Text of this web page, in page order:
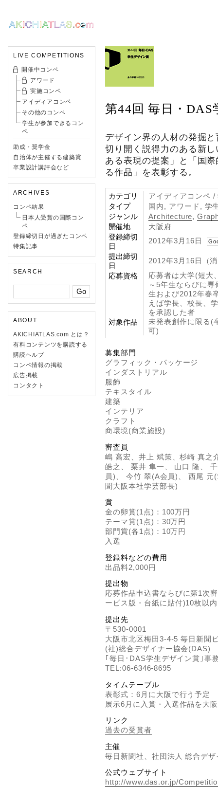
LIVE COMPETITIONS
開催中コンペ
アワード
実施コンペ
アイディアコンペ
その他のコンペ
学生が参加できるコン
ペ
助成・奨学金
自治体が主催する建築賞
卒業設計講評会など
ARCHIVES
コンペ結果
日本人受賞の国際コン
ペ
登録締切日が過ぎたコンペ
特集記事
SEARCH
ABOUT
AKICHIATLAS.com とは？
有料コンテンツを購読する
購読ヘルプ
コンペ情報の掲載
広告掲載
コンタクト
第44回 毎日・
デザイン界の人材の発掘
切り開く説得力のある新
ある表現の提案」と「国
る作品」を表彰する。
カテゴリ
アイディアコンペ
タイプ
国内, アワード, 学
ジャンル
Architecture,
開催地
大阪府
登録締切
日
2012年3月16日
提出締切
日
2012年3月16日（
応募資格
応募者は大学(短大
～5年生ならびに
生および2012年春
えば学長、校長、
を承認した者
対象作品
未発表創作に限る(
可)
募集部門
グラフィック・パッケージ
インダストリアル
服飾
テキスタイル
建築
インテリア
クラフト
商環境(商業施設)
審査員
嶋 高宏、井上 斌策、杉崎 真之
皓之、 栗井 隼一、 山口 隆、
員)、 今竹 翠(A会員)、 西尾
聞大阪本社学芸部長)
賞
金の卵賞(1点)：100万円
テーマ賞(1点)：30万円
部門賞(各1点)：10万円
入選
登録料などの費用
出品料2,000円
提出物
応募作品申込書ならびに第1次
ービス版・台紙に貼付)10枚以内
提出先
〒530-0001
大阪市北区梅田3-4-5 毎日新聞
(社)総合デザイナー協会(DAS)
｢毎日･DAS学生デザイン賞｣事
TEL:06-6346-8695
タイムテーブル
表彰式：6月に大阪で行う予定
展示6月に入賞・入選作品を大
リンク
過去の受賞者
主催
毎日新聞社、社団法人 総合デ
公式ウェブサイト
http://www.das.or.jp/